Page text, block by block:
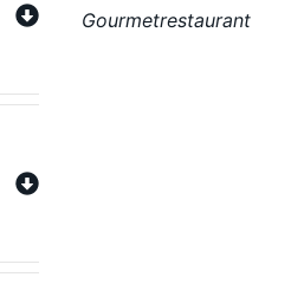
Gourmetrestaurant